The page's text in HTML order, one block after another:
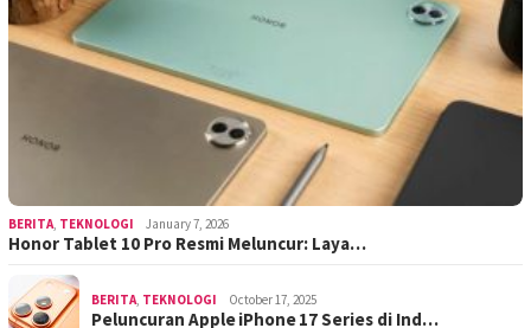
BERITA TEKNOLOGI January 7, 2026
Honor Tablet 10 Pro Resmi Meluncur: Laya…
BERITA TEKNOLOGI October 17, 2025
Peluncuran Apple iPhone 17 Series di Ind…